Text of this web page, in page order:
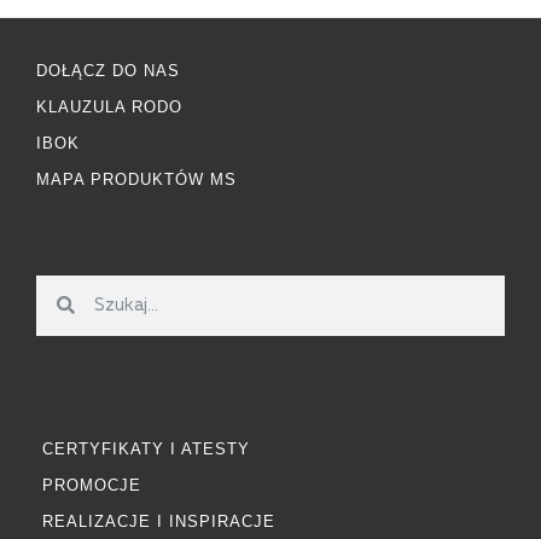
DOŁĄCZ DO NAS
KLAUZULA RODO
IBOK
MAPA PRODUKTÓW MS
CERTYFIKATY I ATESTY
PROMOCJE
REALIZACJE I INSPIRACJE